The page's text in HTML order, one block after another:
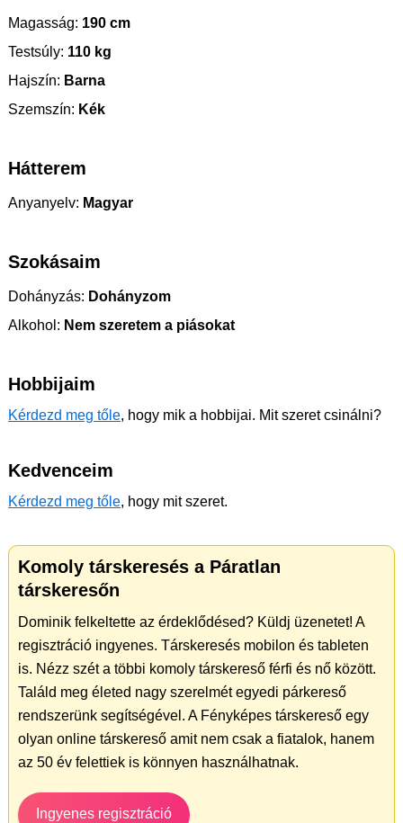
Magasság: 190 cm
Testsúly: 110 kg
Hajszín: Barna
Szemszín: Kék
Hátterem
Anyanyelv: Magyar
Szokásaim
Dohányzás: Dohányzom
Alkohol: Nem szeretem a piásokat
Hobbijaim
Kérdezd meg tőle, hogy mik a hobbijai. Mit szeret csinálni?
Kedvenceim
Kérdezd meg tőle, hogy mit szeret.
Komoly társkeresés a Páratlan
társkeresőn
Dominik felkeltette az érdeklődésed? Küldj üzenetet! A
regisztráció ingyenes. Társkeresés mobilon és tableten
is. Nézz szét a többi komoly társkereső férfi és nő között.
Találd meg életed nagy szerelmét egyedi párkereső
rendszerünk segítségével. A Fényképes társkereső egy
olyan online társkereső amit nem csak a fiatalok, hanem
az 50 év felettiek is könnyen használhatnak.
Ingyenes regisztráció